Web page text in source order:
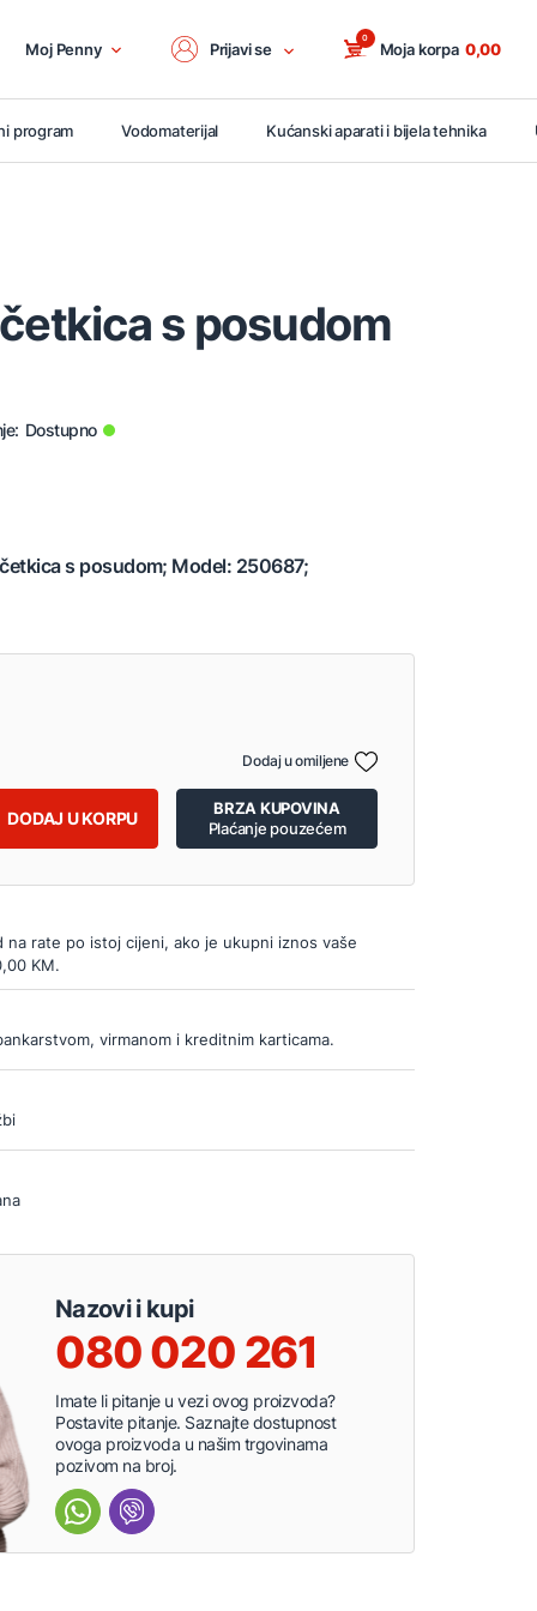
Moj Penny Prijavi se Moja korpa
0
0,00
program Vodomaterijal Kućanski aparati i bijela tehnika
s posudom
Dostupno
s posudom; Model: 250687;
DODAJ U KORPU
BRZA KUPOVINA
Plaćanje pouzećem
Dodaj u omiljene
na rate po istoj cijeni, ako je ukupni iznos vaše
KM.
virmanom i kreditnim karticama.
Nazovi i kupi
080 020 261
Imate li pitanje u vezi ovog proizvoda?
Postavite pitanje. Saznajte dostupnost
ovoga proizvoda u našim trgovinama
pozivom na broj.